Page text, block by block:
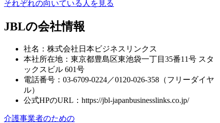
それぞれの向いている人を見る
JBLの会社情報
社名：株式会社日本ビジネスリンクス
本社所在地：東京都豊島区東池袋一丁目35番11号 スタ
ックスビル 601号
電話番号：03-6709-0224／0120-026-358（フリーダイヤ
ル）
公式HPのURL：https://jbl-japanbusinesslinks.co.jp/
介護事業者のための